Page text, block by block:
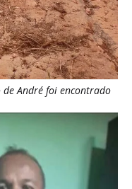
André foi encontrado